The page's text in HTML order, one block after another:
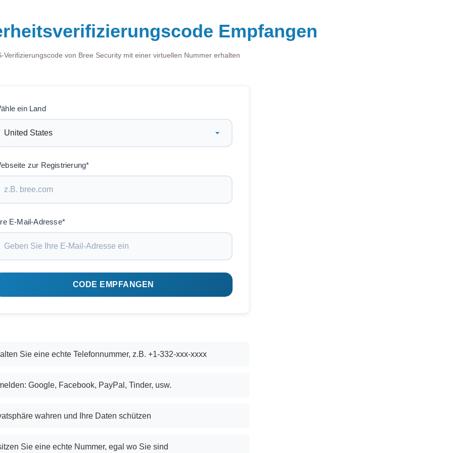
Empfangen
Verifizierungscode von Bree Security mit einer virtuellen Nummer erhalten
ein Land
zur Registrierung*
E-Mail-Adresse*
CODE EMPFANGEN
Sie eine echte Telefonnummer, z.B. +1-332-xxx-xxxx
Google, Facebook, PayPal, Tinder, usw.
wahren und Ihre Daten schützen
Sie eine echte Nummer, egal wo Sie sind